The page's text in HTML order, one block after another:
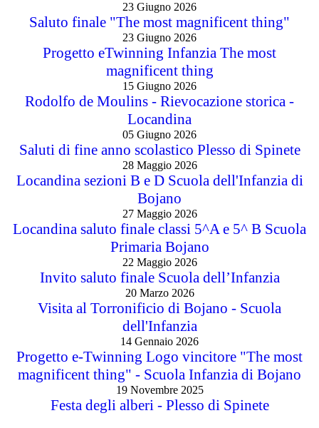
23 Giugno 2026
Saluto finale "The most magnificent thing"
23 Giugno 2026
Progetto eTwinning Infanzia The most
magnificent thing
15 Giugno 2026
Rodolfo de Moulins - Rievocazione storica -
Locandina
05 Giugno 2026
Saluti di fine anno scolastico Plesso di Spinete
28 Maggio 2026
Locandina sezioni B e D Scuola dell'Infanzia di
Bojano
27 Maggio 2026
Locandina saluto finale classi 5^A e 5^ B Scuola
Primaria Bojano
22 Maggio 2026
Invito saluto finale Scuola dell’Infanzia
20 Marzo 2026
Visita al Torronificio di Bojano - Scuola
dell'Infanzia
14 Gennaio 2026
Progetto e-Twinning Logo vincitore "The most
magnificent thing" - Scuola Infanzia di Bojano
19 Novembre 2025
Festa degli alberi - Plesso di Spinete